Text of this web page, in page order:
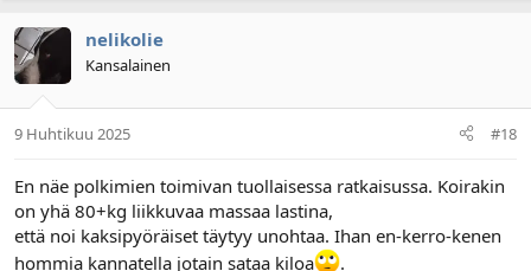
nelikolie
Kansalainen
9 Huhtikuu 2025 #18
En näe polkimien toimivan tuollaisessa ratkaisussa. Koirakin
on yhä 80+kg liikkuvaa massaa lastina,
että noi kaksipyöräiset täytyy unohtaa. Ihan en-kerro-kenen
hommia kannatella jotain sataa kiloa
.